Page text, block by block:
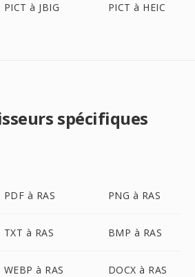
PICT à JBIG PICT à HEIC
spécifiques
PDF à RAS PNG à RAS
TXT à RAS BMP à RAS
WEBP à RAS DOCX à RAS